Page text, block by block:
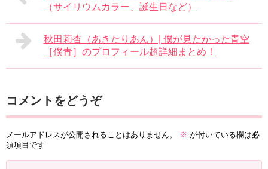
（サイリウムカラー、誕生日など）
秋田莉杏（あきたりあん）| 僕が見たかった青空
［僕青］のプロフィール超詳細まとめ！
コメントをどうぞ
メールアドレスが公開されることはありません。 ※ が付いている欄は必
須項目です